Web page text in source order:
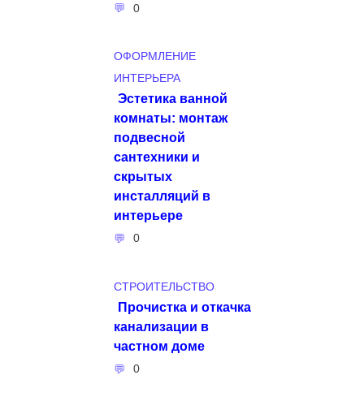
0
ОФОРМЛЕНИЕ
ИНТЕРЬЕРА
Эстетика ванной
комнаты: монтаж
подвесной
сантехники и
скрытых
инсталляций в
интерьере
0
СТРОИТЕЛЬСТВО
Прочистка и откачка
канализации в
частном доме
0